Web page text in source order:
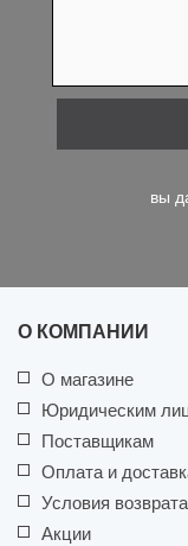
вы
О КОМПАНИИ
О магазине
Юридическим
Поставщикам
Оплата и
Условия возврата
Акции